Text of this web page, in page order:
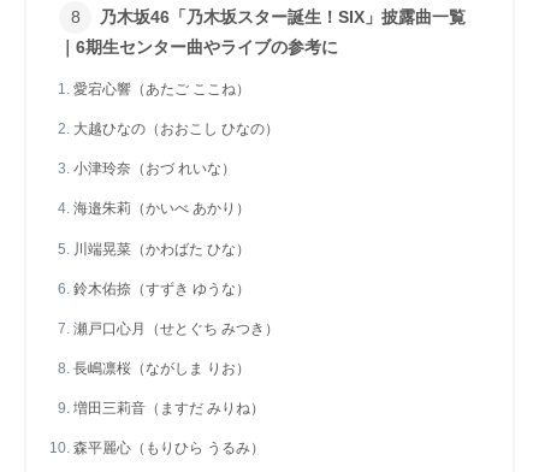
乃木坂46「乃木坂スター誕生！SIX」披露曲一覧
｜6期生センター曲やライブの参考に
愛宕心響（あたご ここね）
大越ひなの（おおこし ひなの）
小津玲奈（おづ れいな）
海邉朱莉（かいべ あかり）
川端晃菜（かわばた ひな）
鈴木佑捺（すずき ゆうな）
瀬戸口心月（せとぐち みつき）
長嶋凛桜（ながしま りお）
増田三莉音（ますだ みりね）
森平麗心（もりひら うるみ）